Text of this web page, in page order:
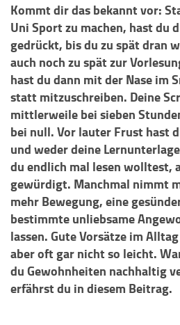
Kommt dir das bekannt vor:
Uni Sport zu machen, hast du
gedrückt, bis du zu spät dran
auch noch zu spät zur
hast du dann mit der Nase im
statt mitzuschreiben. Deine
mittlerweile bei sieben
bei null. Vor lauter Frust hast
und weder deine
du endlich mal lesen wolltest,
gewürdigt. Manchmal nimmt
mehr Bewegung, eine
bestimmte unliebsame
lassen. Gute Vorsätze im
aber oft gar nicht so leicht.
du Gewohnheiten nachhaltig
erfährst du in diesem Beitrag.